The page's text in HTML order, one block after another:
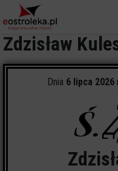
Zdzisław
Dnia 6 lipca 2026